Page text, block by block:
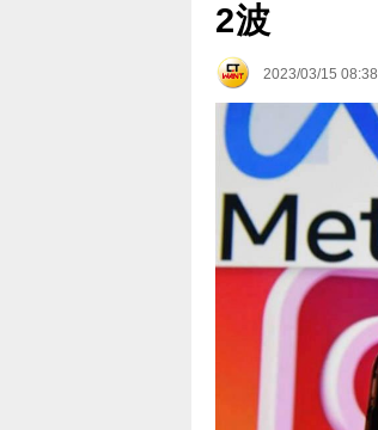
2波
2023/03/15 08:38